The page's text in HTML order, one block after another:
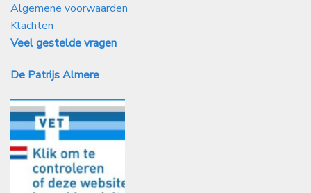
Algemene voorwaarden
Klachten
Veel gestelde vragen
De Patrijs Almere